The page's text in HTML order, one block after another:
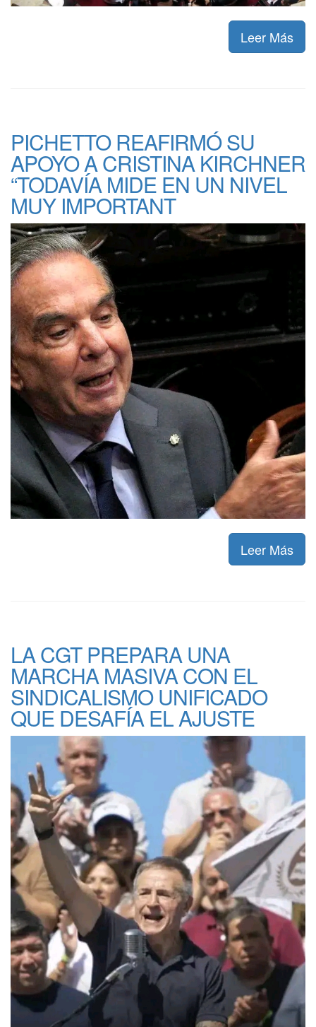
Leer Más
PICHETTO REAFIRMÓ SU
APOYO A CRISTINA KIRCHNER
“TODAVÍA MIDE EN UN NIVEL
MUY IMPORTANT
Leer Más
LA CGT PREPARA UNA
MARCHA MASIVA CON EL
SINDICALISMO UNIFICADO
QUE DESAFÍA EL AJUSTE